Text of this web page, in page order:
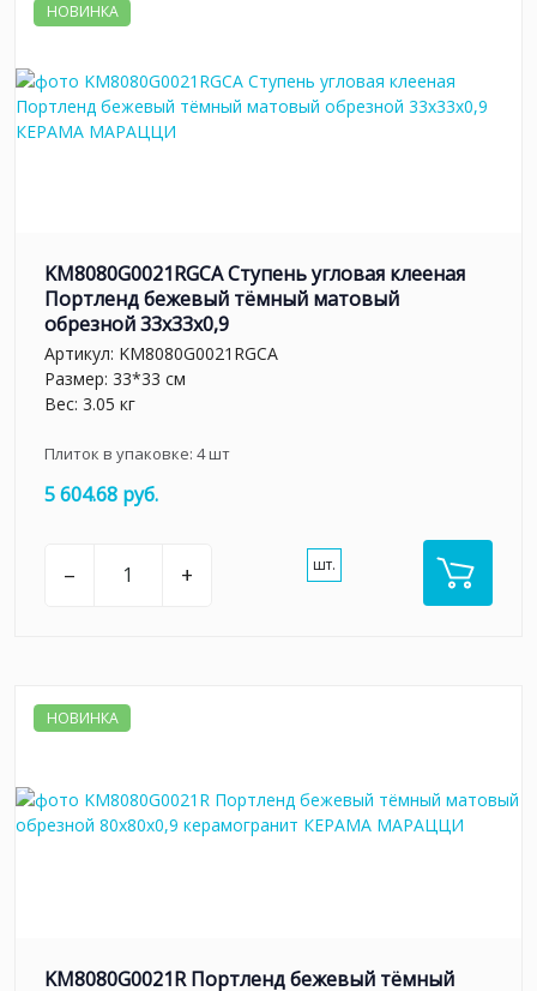
НОВИНКА
KM8080G0021RGCA Ступень угловая клееная
Портленд бежевый тёмный матовый
обрезной 33x33x0,9
Артикул: KM8080G0021RGCA
Размер: 33*33 см
Вес: 3.05 кг
Плиток в упаковке: 4шт
5 604.68 руб.
– + шт.
НОВИНКА
KM8080G0021R Портленд бежевый тёмный